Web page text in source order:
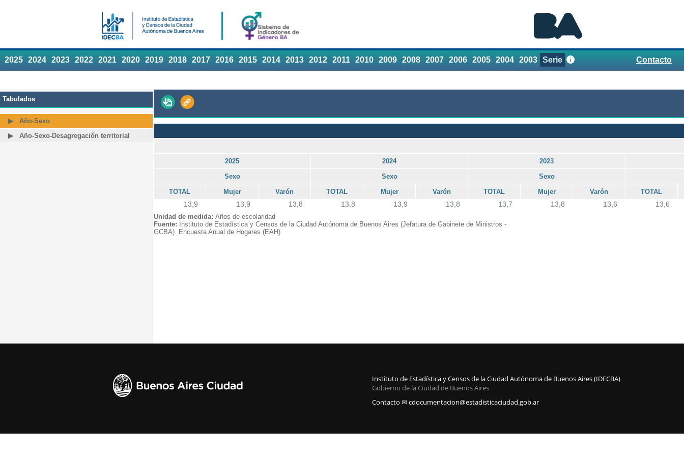
2025 2024 2023 2022 2021 2020 2019 2018 2017 2016 2015 2014 2013 2012 2011 2010 2009 2008 2007 2006 2005 2004 2003 Serie Contacto
Tabulados
Año-Sexo
Año-Sexo-Desagregación territorial
2025 2024
2023
Sexo
Sexo
Sexo
TOTAL
Mujer Varón TOTAL Mujer Varón TOTAL Mujer Varón TOTAL
13,9 13,9 13,8 13,8 13,9 13,8 13,7 13,8 13,6 13,6
Unidad de medida: Años de escolaridad
Fuente: Instituto de Estadística y Censos de la Ciudad Autónoma de Buenos Aires (Jefatura de Gabinete de Ministros -
GCBA). Encuesta Anual de Hogares (EAH)
Instituto de Estadística y Censos de la Ciudad Autónoma de Buenos Aires (IDECBA)
Gobierno de la Ciudad de Buenos Aires
Contacto ✉ cdocumentacion@estadisticaciudad.gob.ar